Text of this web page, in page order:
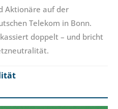
Aktionäre auf der
Telekom in Bonn.
doppelt – und bricht